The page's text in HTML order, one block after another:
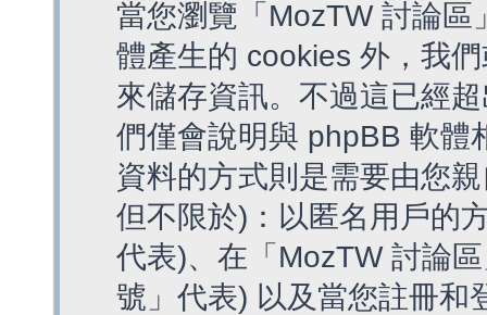
當您瀏覽「MozTW 討論
體產生的 cookies 外，我
來儲存資訊。不過這已經
們僅會說明與 phpBB 軟體
資料的方式則是需要由您
但不限於)：以匿名用戶的
代表)、在「MozTW 討論
號」代表) 以及當您註冊和